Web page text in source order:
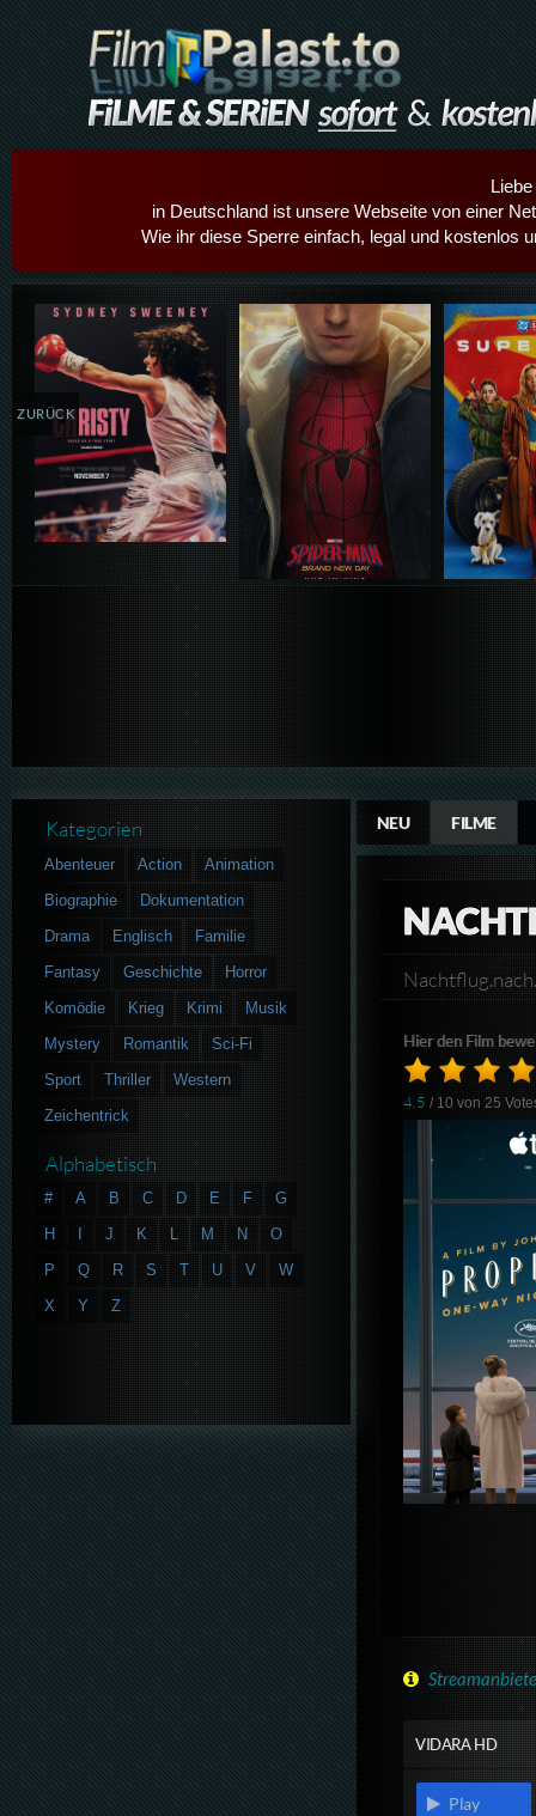
in Deutschland ist unsere Webseite von einer
Wie ihr diese Sperre einfach, legal und kostenlos
Details,Play Details,Play
ZURÜCK
NEU FILME
Hier den Film
4.5 / 10 von25
VIDARA HD
Play
Kategorien
Abenteuer Action
Animation
Biographie
Dokumentation
Drama
Englisch
Familie
Fantasy
Geschichte
Horror
Komödie
Krieg Krimi
Musik
Mystery
Romantik
Sci-Fi
Sport
Thriller
Western
Zeichentrick
Alphabetisch
# A B C D E F
G
H
J K L M N
O
P
Q R S T U V
W
X
Y Z